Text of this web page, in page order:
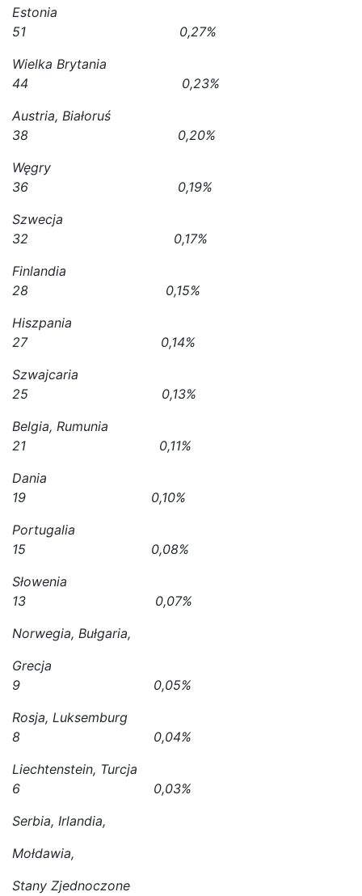
Estonia
51 0,27%
Wielka Brytania
44 0,23%
Austria, Białoruś
38 0,20%
Węgry
36 0,19%
Szwecja
32 0,17%
Finlandia
28 0,15%
Hiszpania
27 0,14%
Szwajcaria
25 0,13%
Belgia, Rumunia
21 0,11%
Dania
19 0,10%
Portugalia
15 0,08%
Słowenia
13 0,07%
Norwegia, Bułgaria,
Grecja
9 0,05%
Rosja, Luksemburg
8 0,04%
Liechtenstein, Turcja
6 0,03%
Serbia, Irlandia,
Mołdawia,
Stany Zjednoczone